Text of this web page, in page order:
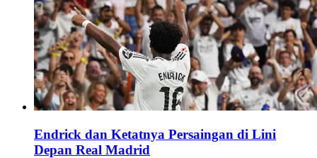
Endrick dan Ketatnya Persaingan di Lini
Depan Real Madrid